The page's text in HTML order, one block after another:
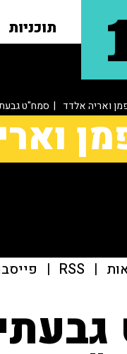
תוכניות
ואריה אלדד | סמח"ט
|
RSS
|